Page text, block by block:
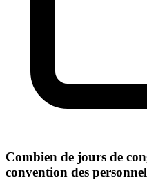
Combien de jours de
convention des